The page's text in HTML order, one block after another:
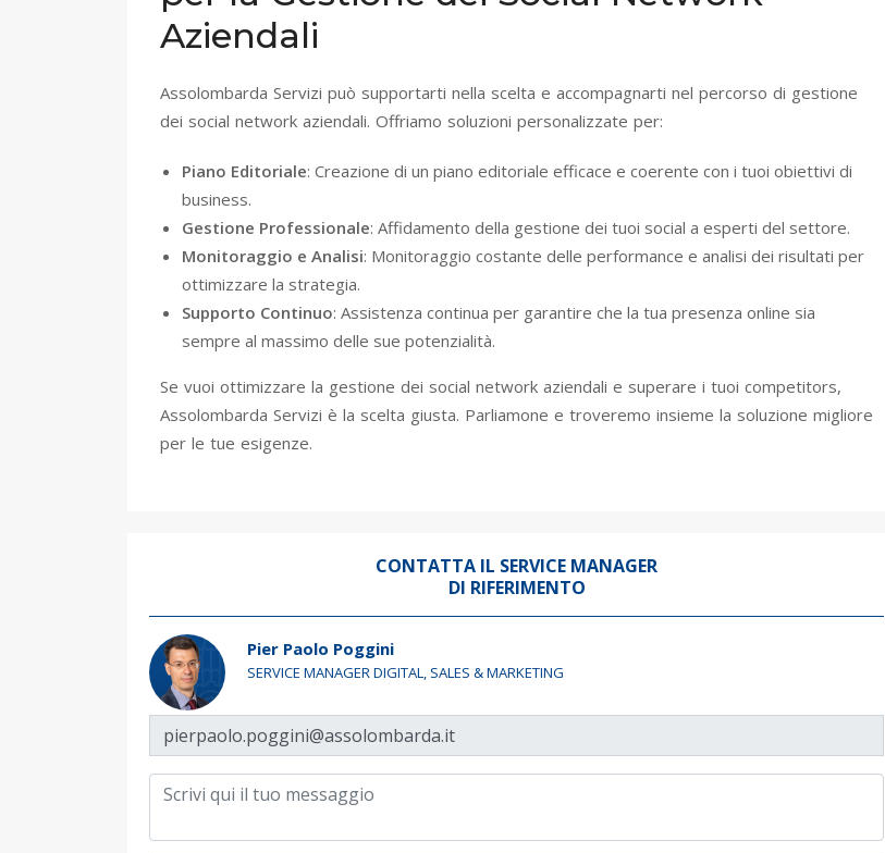
Aziendali
Assolombarda Servizi può supportarti nella scelta e accompagnarti nel percorso di gestione
dei social network aziendali. Offriamo soluzioni personalizzate per:
Piano Editoriale: Creazione di un piano editoriale efficace e coerente con i tuoi obiettivi di
business.
Gestione Professionale: Affidamento della gestione dei tuoi social a esperti del settore.
Monitoraggio e Analisi: Monitoraggio costante delle performance e analisi dei risultati per
ottimizzare la strategia.
Supporto Continuo: Assistenza continua per garantire che la tua presenza online sia
sempre al massimo delle sue potenzialità.
Se vuoi ottimizzare la gestione dei social network aziendali e superare i tuoi competitors,
Assolombarda Servizi è la scelta giusta. Parliamone e troveremo insieme la soluzione migliore
per le tue esigenze.
CONTATTA IL SERVICE MANAGER
DI RIFERIMENTO
Pier Paolo Poggini
SERVICE MANAGER DIGITAL, SALES & MARKETING